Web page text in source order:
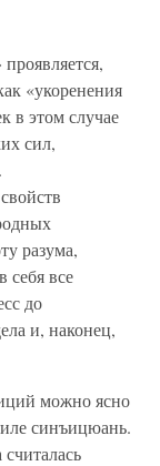
«укоренения
в этом случае
сил,
разума,
себя все
до
и, наконец,
можно ясно
синъицюань.